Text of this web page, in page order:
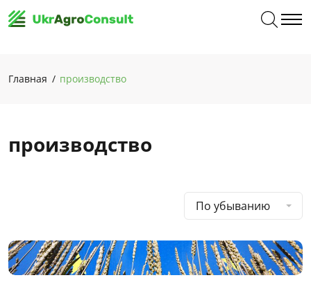
Главная производство
производство
По убыванию